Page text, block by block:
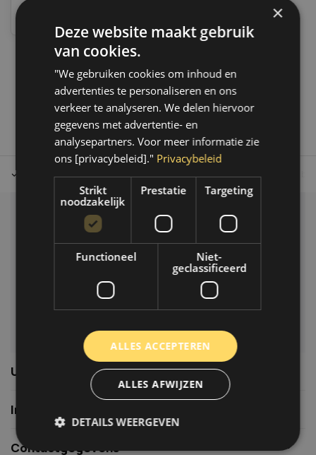
1
Tot 30 dagen retour sturen. Op werkdagen voor 14.00 uur
Klantenservice
Veelgestelde vragen
06-39119169
info@autoklusser.nl
Usefull links
Informatie
Contactgegevens
×
Deze website maakt gebruik
van cookies.
"We gebruiken cookies om inhoud en
advertenties te personaliseren en ons
verkeer te analyseren. We delen hiervoor
gegevens met advertentie- en
analysepartners. Voor meer informatie zie
ons [privacybeleid]." Privacybeleid
Strikt
noodzakelijk
Prestatie Targeting
Functioneel
Niet-
geclassificeerd
ALLES ACCEPTEREN
ALLES AFWIJZEN
DETAILS WEERGEVEN